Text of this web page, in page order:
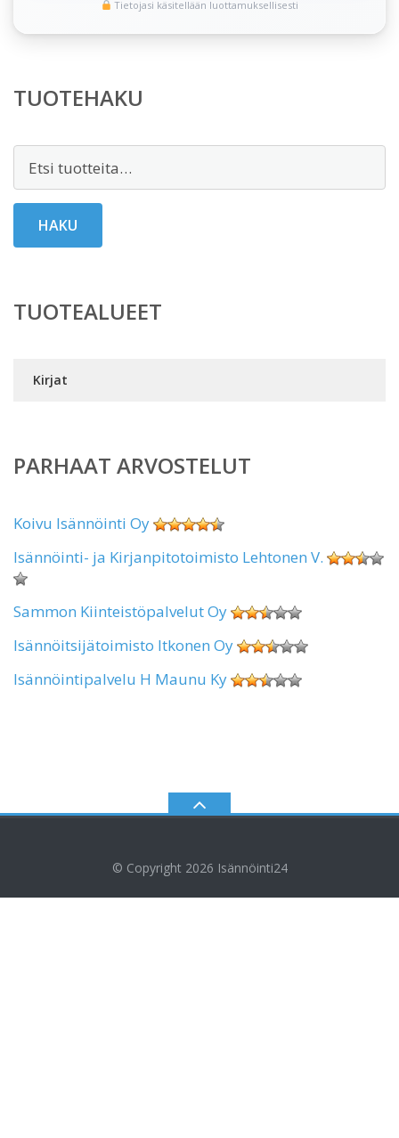
Tietojasi käsitellään luottamuksellisesti
TUOTEHAKU
HAKU
TUOTEALUEET
Kirjat
PARHAAT ARVOSTELUT
Koivu Isännöinti Oy
Isännöinti- ja Kirjanpitotoimisto Lehtonen V.
Sammon Kiinteistöpalvelut Oy
Isännöitsijätoimisto Itkonen Oy
Isännöintipalvelu H Maunu Ky
© Copyright 2026 Isännöinti24